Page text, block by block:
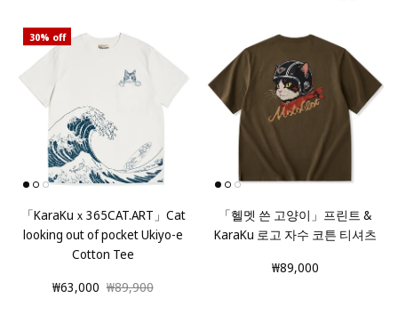
30% off
「KaraKuｘ365CAT.ART」Cat
looking out of pocket Ukiyo-e
Cotton Tee
₩63,000 ₩89,900
「헬멧 쓴 고양이」프린트 &
KaraKu 로고 자수 코튼 티셔츠
₩89,000